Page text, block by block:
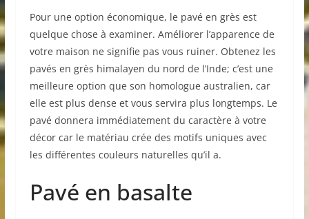
Pour une option économique, le pavé en grès est
quelque chose à examiner. Améliorer l’apparence de
votre maison ne signifie pas vous ruiner. Obtenez les
pavés en grès himalayen du nord de l’Inde; c’est une
meilleure option que son homologue australien, car
elle est plus dense et vous servira plus longtemps. Le
pavé donnera immédiatement du caractère à votre
décor car le matériau crée des motifs uniques avec
les différentes couleurs naturelles qu’il a.
Pavé en basalte